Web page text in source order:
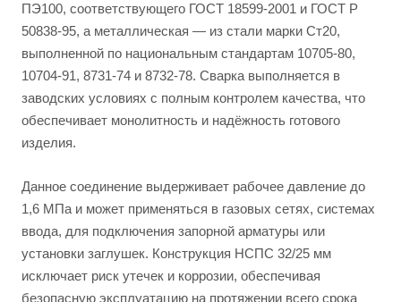
ПЭ100, соответствующего ГОСТ 18599-2001 и ГОСТ Р
50838-95, а металлическая — из стали марки Ст20,
выполненной по национальным стандартам 10705-80,
10704-91, 8731-74 и 8732-78. Сварка выполняется в
заводских условиях с полным контролем качества, что
обеспечивает монолитность и надёжность готового
изделия.
Данное соединение выдерживает рабочее давление до
1,6 МПа и может применяться в газовых сетях, системах
ввода, для подключения запорной арматуры или
установки заглушек. Конструкция НСПС 32/25 мм
исключает риск утечек и коррозии, обеспечивая
безопасную эксплуатацию на протяжении всего срока